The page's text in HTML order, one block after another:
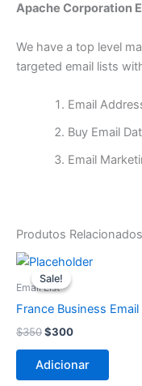
Apache Corporation
We have a top level
targeted email lists
Email
Buy Email
Email
Produtos Relacionados
Sale!
Sale!
Email List
France Business Email
$350
O
preço
original
$350.
$300
O
$300.
Adicionar